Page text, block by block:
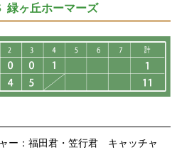
緑ヶ丘ホーマーズ
ー：福田君・笠行君 キャッチャ